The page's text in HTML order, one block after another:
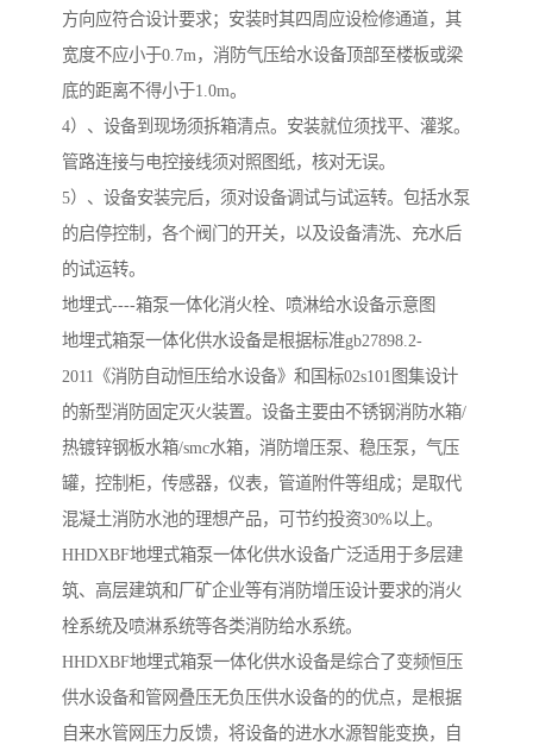
方向应符合设计要求；安装时其四周应设检修通道，其
宽度不应小于0.7m，消防气压给水设备顶部至楼板或梁
底的距离不得小于1.0m。
4）、设备到现场须拆箱清点。安装就位须找平、灌浆。
管路连接与电控接线须对照图纸，核对无误。
5）、设备安装完后，须对设备调试与试运转。包括水泵
的启停控制，各个阀门的开关，以及设备清洗、充水后
的试运转。
地埋式----箱泵一体化消火栓、喷淋给水设备示意图
地埋式箱泵一体化供水设备是根据标准gb27898.2-
2011《消防自动恒压给水设备》和国标02s101图集设计
的新型消防固定灭火装置。设备主要由不锈钢消防水箱/
热镀锌钢板水箱/smc水箱，消防增压泵、稳压泵，气压
罐，控制柜，传感器，仪表，管道附件等组成；是取代
混凝土消防水池的理想产品，可节约投资30%以上。
HHDXBF地埋式箱泵一体化供水设备广泛适用于多层建
筑、高层建筑和厂矿企业等有消防增压设计要求的消火
栓系统及喷淋系统等各类消防给水系统。
HHDXBF地埋式箱泵一体化供水设备是综合了变频恒压
供水设备和管网叠压无负压供水设备的的优点，是根据
自来水管网压力反馈，将设备的进水水源智能变换，自